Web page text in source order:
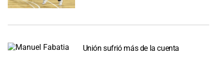
Unión sufrió más de la cuenta